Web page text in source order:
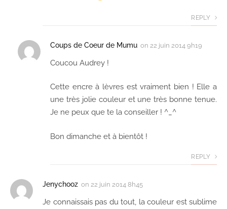
REPLY
Coups de Coeur de Mumu on 22 juin 2014 9h19
Coucou Audrey !
Cette encre à lèvres est vraiment bien ! Elle a
une très jolie couleur et une très bonne tenue.
Je ne peux que te la conseiller ! ^_^
Bon dimanche et à bientôt !
REPLY
Jenychooz on 22 juin 2014 8h45
Je connaissais pas du tout, la couleur est sublime